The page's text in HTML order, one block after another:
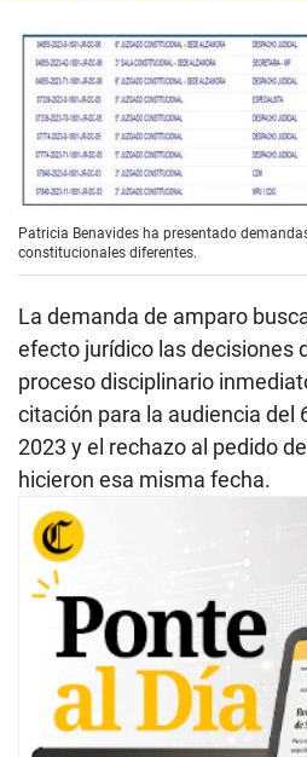
Patricia Benavides ha presentado
constitucionales diferentes.
La demanda de amparo
efecto jurídico las decisiones
proceso disciplinario
citación para la audiencia del
2023 y el rechazo al pedido
hicieron esa misma fecha.